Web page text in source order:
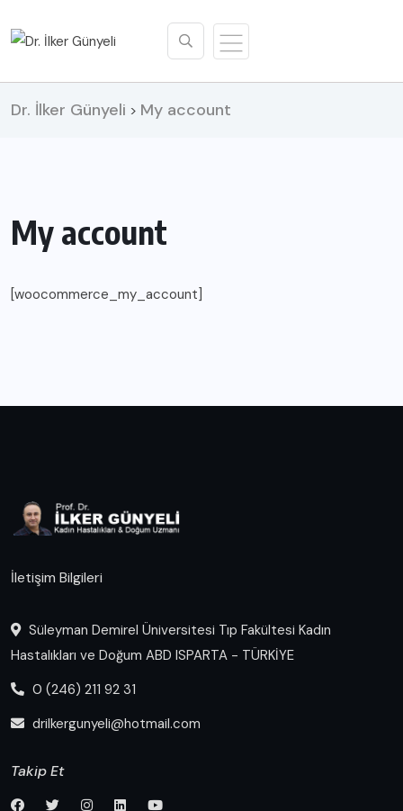
Dr. İlker Günyeli > My account
My account
[woocommerce_my_account]
İletişim Bilgileri
Süleyman Demirel Üniversitesi Tıp Fakültesi Kadın
Hastalıkları ve Doğum ABD ISPARTA - TÜRKİYE
0 (246) 211 92 31
drilkergunyeli@hotmail.com
Takip Et